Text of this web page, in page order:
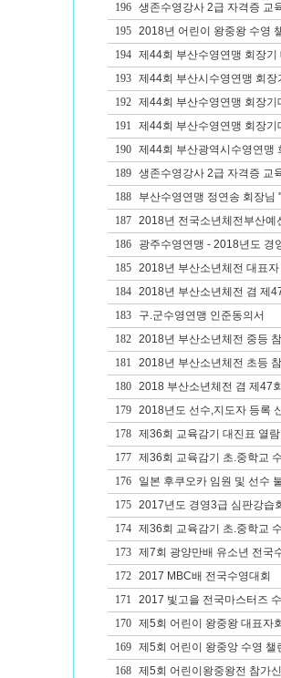
196
생존수영강사 2급 자격증 교
195
2018년 어린이 왕중왕 수영
194
제44회 부산수영연맹 회장기
193
제44회 부산시수영연맹 회
192
제44회 부산수영연맹 회장기
191
제44회 부산수영연맹 회장
190
제44회 부산광역시수영연맹
189
생존수영강사 2급 자격증 교
188
부산수영연맹 정연송 회장님
187
2018년 전국소년체전부산예
186
광주수영연맹 - 2018년도 경
185
2018년 부산소년체전 대표
184
2018년 부산소년체전 겸 제
183
구.군수영연맹 인준동의서
182
2018년 부산소년체전 중등
181
2018년 부산소년체전 초등
180
2018 부산소년체전 겸 제47
179
2018년도 선수,지도자 등록
178
제36회 교육감기 대진표 열람
177
제36회 교육감기 초.중학교
176
일본 후쿠오카 임원 및 선수
175
2017년도 경영3급 심판강습
174
제36회 교육감기 초.중학교
173
제7회 광양만배 유소년 전국
172
2017 MBC배 전국수영대회
171
2017 빛고을 전국마스터즈
170
제5회 어린이 왕중왕 대표자
169
제5회 어린이 왕중앙 수영 챌
168
제5회 어린이왕중왕전 참가